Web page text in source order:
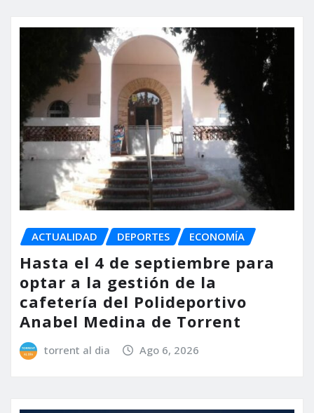
ACTUALIDAD DEPORTES ECONOMÍA
Hasta el 4 de septiembre para
optar a la gestión de la
cafetería del Polideportivo
Anabel Medina de Torrent
torrent al dia Ago 6, 2026